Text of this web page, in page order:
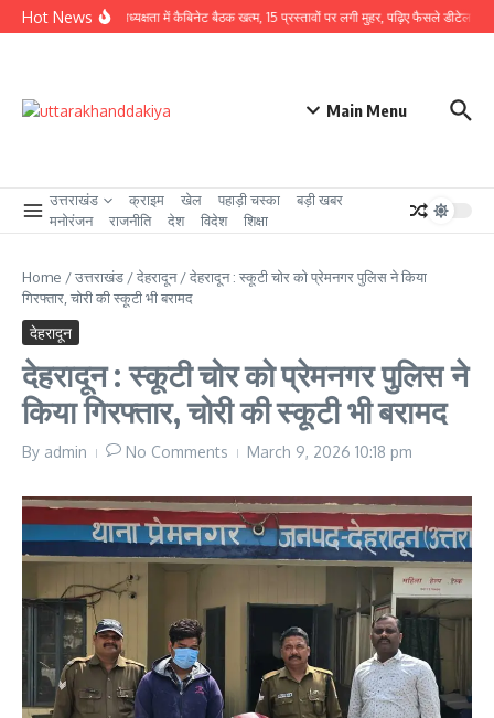
Skip to content
Hot News
CM धामी की अध्यक्षता में कैबिनेट बैठक खत्म, 15 प्रस्तावों पर लगी मुहर, पढ़िए फैसले डीटेल से
Main Menu
उत्तराखंड क्राइम खेल पहाड़ी चस्का
बड़ी खबर
मनोरंजन
राजनीति देश विदेश शिक्षा
Home /उत्तराखंड /देहरादून/देहरादून : स्कूटी चोर को प्रेमनगर पुलिस ने किया
गिरफ्तार, चोरी की स्कूटी भी बरामद
देहरादून
देहरादून : स्कूटी चोर को प्रेमनगर पुलिस ने
किया गिरफ्तार, चोरी की स्कूटी भी बरामद
By admin No Comments March 9, 2026 10:18 pm